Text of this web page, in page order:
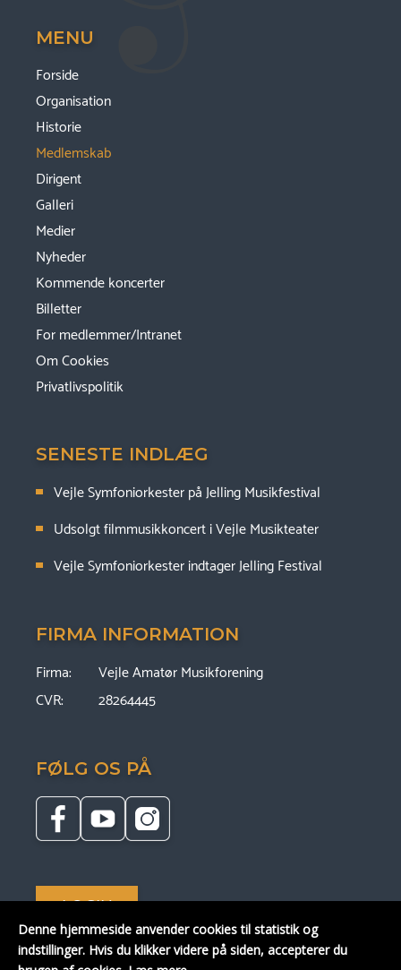
MENU
Forside
Organisation
Historie
Medlemskab
Dirigent
Galleri
Medier
Nyheder
Kommende koncerter
Billetter
For medlemmer/Intranet
Om Cookies
Privatlivspolitik
FIRMA INFORMATION
Firma:
Vejle Amatør Musikforening
CVR:
28264445
SENESTE INDLÆG
Vejle Symfoniorkester på Jelling Musikfestival
Udsolgt filmmusikkoncert i Vejle Musikteater
Vejle Symfoniorkester indtager Jelling Festival
FØLG OS PÅ
LOGIN
Denne hjemmeside anvender cookies til statistik og
indstillinger. Hvis du klikker videre på siden, accepterer du